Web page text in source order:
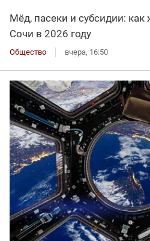
Мёд, пасеки и субсидии:
Сочи в 2026 году
Общество вчера, 16:50